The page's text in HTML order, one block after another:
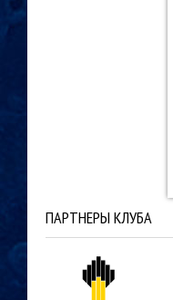
ПАРТНЕРЫ КЛУБА